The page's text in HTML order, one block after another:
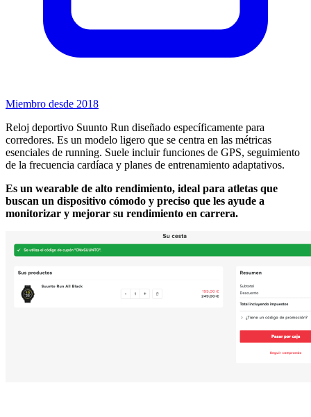
Miembro desde 2018
Reloj deportivo Suunto Run diseñado específicamente para
corredores. Es un modelo ligero que se centra en las métricas
esenciales de running. Suele incluir funciones de GPS, seguimiento
de la frecuencia cardíaca y planes de entrenamiento adaptativos.
Es un wearable de alto rendimiento, ideal para atletas que
buscan un dispositivo cómodo y preciso que les ayude a
monitorizar y mejorar su rendimiento en carrera.